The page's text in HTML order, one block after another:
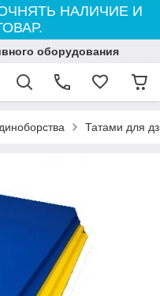
НАЛИЧИЕ И
оборудования
Татами для